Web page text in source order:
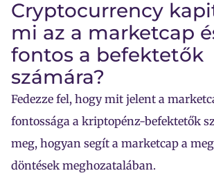
Cryptocurrency
mi az a marketcap
fontos a befektetők
számára?
Fedezze fel, hogy mit jelent a
fontossága a kriptopénz-befektetők
meg, hogyan segít a marketcap a
döntések meghozatalában.